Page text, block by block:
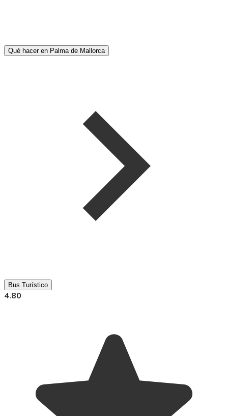
Qué hacer en Palma de Mallorca
Bus Turístico
4.80